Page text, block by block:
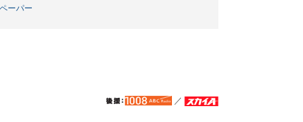
ーパー
／